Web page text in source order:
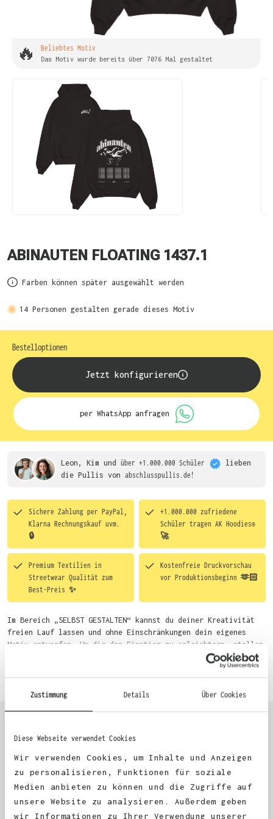
Zustimmung Details Über Cookies
Diese Webseite verwendet Cookies
Wir verwenden Cookies, um Inhalte und Anzeigen
zu personalisieren, Funktionen für soziale
Medien anbieten zu können und die Zugriffe auf
unsere Website zu analysieren. Außerdem geben
wir Informationen zu Ihrer Verwendung unserer
🔥 Beliebtes Motiv
Das Motiv wurde bereits über 7076 Mal gestaltet
ABINAUTEN FLOATING 1437.1
Farben können später ausgewählt werden
14 Personen gestalten gerade dieses Motiv
Bestelloptionen
Jetzt konfigurieren
per WhatsApp anfragen
Leon, Kim und über +1.000.000 Schüler
lieben
die Pullis von abschlusspullis.de!
Sichere Zahlung per PayPal,
Klarna Rechnungskauf uvm.
🔒
+1.000.000 zufriedene
Schüler tragen AK Hoodies®
🚀
Premium Textilien in
Streetwear Qualität zum
Best-Preis ✨
Kostenfreie Druckvorschau
vor Produktionsbeginn 🫶🏻
Im Bereich „SELBST GESTALTEN“ kannst du deiner Kreativität
freien Lauf lassen und ohne Einschränkungen dein eigenes
Motiv entwerfen. Um dir den Einstieg zu erleichtern, stellen
wir eine von unseren Designern vorgefertigte Vorlage bereit.
Wähle einfach deine Wunsch-Produkte auf dieser Seite aus und
du auch bequem über das Bestellformular, per E-Mail oder
KUNDEN FEEDBACK 🫶
Excellent